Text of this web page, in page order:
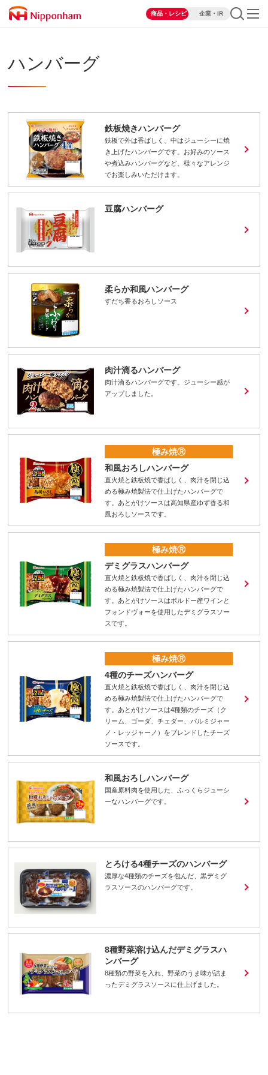
商品・レシピ 企業・IR
ハンバーグ
鉄板焼きハンバーグ
鉄板で外は香ばしく、中はジューシーに焼
き上げたハンバーグです。お好みのソース
や煮込みハンバーグなど、様々なアレンジ
でお楽しみいただけます。
豆腐ハンバーグ
柔らか和風ハンバーグ
すだち香るおろしソース
肉汁滴るハンバーグ
肉汁滴るハンバーグです。ジューシー感が
アップしました。
極み焼Ⓡ
和風おろしハンバーグ
直火焼と鉄板焼で香ばしく、肉汁を閉じ込
める極み焼製法で仕上げたハンバーグで
す。あとがけソースは高知県産ゆず香る和
風おろしソースです。
極み焼Ⓡ
デミグラスハンバーグ
直火焼と鉄板焼で香ばしく、肉汁を閉じ込
める極み焼製法で仕上げたハンバーグで
す。あとがけソースはボルドー産ワインと
フォンドヴォーを使用したデミグラスソー
スです。
極み焼Ⓡ
4種のチーズハンバーグ
直火焼と鉄板焼で香ばしく、肉汁を閉じ込
める極み焼製法で仕上げたハンバーグで
す。あとがけソースは4種類のチーズ（ク
リーム、ゴーダ、チェダー、パルミジャー
ノ・レッジャーノ）をブレンドしたチーズ
ソースです。
和風おろしハンバーグ
国産原料肉を使用した、ふっくらジューシ
ーなハンバーグです。
とろける4種チーズのハンバーグ
濃厚な4種類のチーズを包んだ、黒デミグ
ラスソースのハンバーグです。
8種野菜溶け込んだデミグラスハ
ンバーグ
8種類の野菜を入れ、野菜のうま味が詰ま
ったデミグラスソースに仕上げました。